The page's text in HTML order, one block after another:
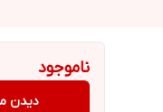
ناموجود
دیدن